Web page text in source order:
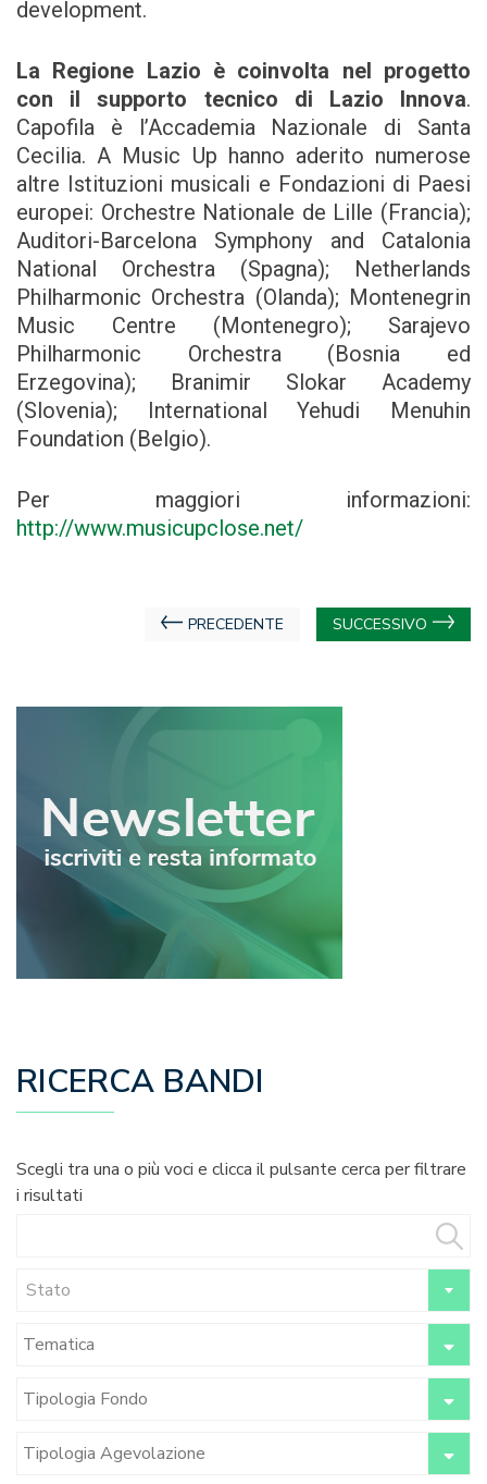
development.
La Regione Lazio è coinvolta nel progetto
con il supporto tecnico di Lazio Innova.
Capofila è l’Accademia Nazionale di Santa
Cecilia. A Music Up hanno aderito numerose
altre Istituzioni musicali e Fondazioni di Paesi
europei: Orchestre Nationale de Lille (Francia);
Auditori-Barcelona Symphony and Catalonia
National Orchestra (Spagna); Netherlands
Philharmonic Orchestra (Olanda); Montenegrin
Music Centre (Montenegro); Sarajevo
Philharmonic Orchestra (Bosnia ed
Erzegovina); Branimir Slokar Academy
(Slovenia); International Yehudi Menuhin
Foundation (Belgio).
Per maggiori informazioni:
http://www.musicupclose.net/
Navigazione
PRECEDENTE SUCCESSIVO
RICERCA BANDI
Scegli tra una o più voci e clicca il pulsante cerca per filtrare
i risultati
Stato